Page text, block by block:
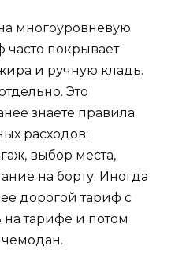
многоуровневую
часто покрывает
и ручную кладь.
Это
знаете правила.
расходов:
выбор места,
на борту. Иногда
дорогой тариф с
тарифе и потом